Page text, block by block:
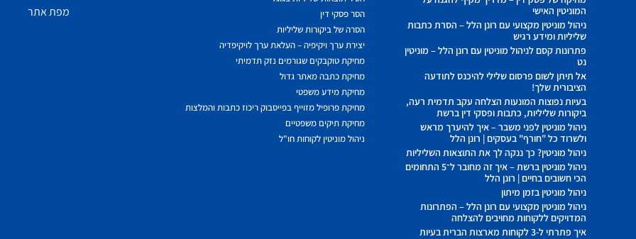
המוניטין האישי
ניהול מוניטין מקצועי עם רונן הלל – הסרת כתבות
שליליות ומידע רגיש
פתרונות קסם לניהול מוניטין עם רונן הלל – מוניטין
נט
אל תיתן לשום פרסום שלילי להיכנס לתודעה
הציבורית שלך!
בעיות נפוצות המונעות הצלחה עקב תדמית רעה,
ביקורות שליליות, כתבות ופסקי דין ברשת
ניהול מוניטין לפני משבר – איך להיערך מראש
ולשרוד כל "חורף" בעסקים | רונן הלל
ניהול מוניטין? כך ננקה לך את התוצאות השליליות
ניהול מוניטין ברשת – איך זה מחובר ל־5 התחומים
הכי חשובים בחיים | רונן הלל
ניהול מוניטין בזמן מיתון
ניהול מוניטין מקצועי עם רונן הלל – הפתרונות
המדויקים ללקוחות מחויבים להצלחה
איך פתרתי ל-3 לקוחות מארצות הברית בעיות
הסר פסקי דין
הסרה של ביקורות שליליות
יצירת ערך ויקיפיה – העלאת ערך לויקיפדיה
מחיקת טוקבקים שגורמים נזק תדמיתי
מחיקת כתבה מאתר גדול
מחיקת מידע משפטי
מחיקת פרופיל מזוייף בפייסבוק ריכוז כתבות והמלצות
מחיקת תיקים משפטיים
ניהול מוניטין לקוחות חו"ל
מפת אתר